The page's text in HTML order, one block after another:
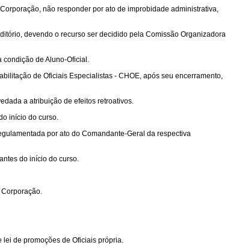
não responder por ato de improbidade administrativa,
devendo o recurso ser decidido pela Comissão Organizadora
condição de Aluno-Oficial.
de Oficiais Especialistas - CHOE, após seu encerramento,
a atribuição de efeitos retroativos.
início do curso.
por ato do Comandante-Geral da respectiva
do início do curso.
lei de promoções de Oficiais própria.